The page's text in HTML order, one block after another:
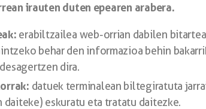
irauten duten epearen arabera.
erabiltzailea web-orrian dabilen
behar den informazioa behin
dira.
datuek terminalean biltegiratuta
daiteke) eskuratu eta tratatu daitezke.